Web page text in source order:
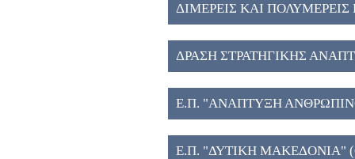
ΔΙΜΕΡΕΙΣ ΚΑΙ ΠΟΛΥΜΕΡΕΙΣ
ΔΡΑΣΗ ΣΤΡΑΤΗΓΙΚΗΣ
ΤΕΧΝΟΛΟΓΙΚΩΝ ΦΟΡΕΩΝ
Ε.Π. "ΑΝΑΠΤΥΞΗ
ΚΑΙ ΔΙΑ ΒΙΟΥ ΜΑΘΗΣΗ" (5)
Ε.Π. "ΔΥΤΙΚΗ ΜΑΚΕΔΟΝΙΑ"